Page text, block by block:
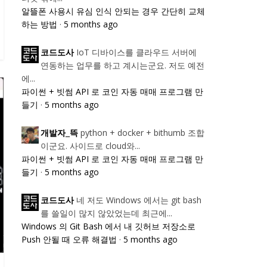
알뜰폰 사용시 유심 인식 안되는 경우 간단히 교체
하는 방법 · 5 months ago
코드도사 IoT 디바이스를 클라우드 서버에
연동하는 업무를 하고 계시는군요. 저도 예전
에...
파이썬 + 빗썸 API 로 코인 자동 매매 프로그램 만
들기 · 5 months ago
개발자_뜩 python + docker + bithumb 조합
이군요. 사이드로 cloud와...
파이썬 + 빗썸 API 로 코인 자동 매매 프로그램 만
들기 · 5 months ago
코드도사 네 저도 Windows 에서는 git bash
를 쓸일이 많지 않았었는데 최근에...
Windows 의 Git Bash 에서 내 깃허브 저장소로
Push 안될 때 오류 해결법 · 5 months ago